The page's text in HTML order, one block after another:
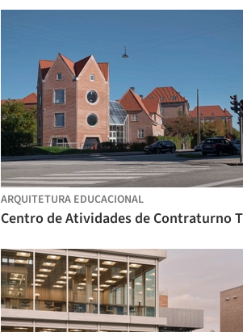
ARQUITETURA EDUCACIONAL